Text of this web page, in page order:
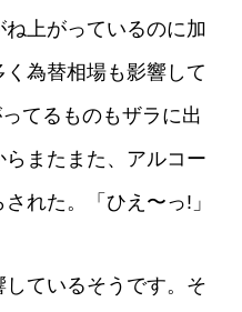
上がっているのに加
為替相場も影響して
てるものもザラに出
またまた、アルコー
れた。「ひえ〜っ!」
ているそうです。そ